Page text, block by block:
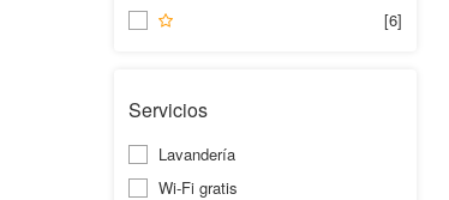
[6]
Servicios
Lavandería
Wi-Fi gratis